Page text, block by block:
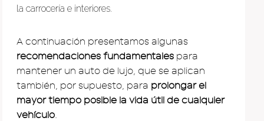
la carrocería e interiores.
A continuación presentamos algunas
recomendaciones fundamentales para
mantener un auto de lujo, que se aplican
también, por supuesto, para prolongar el
mayor tiempo posible la vida útil de cualquier
vehículo.